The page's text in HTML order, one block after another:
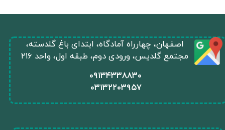
​۰۹۱۳۴۳۳۸۸۳۰
۰۳۱۳۲۲۰۳۹۵۷
​اصفهان، چهارراه آمادگاه، ابتدای باغ گلدسته،
مجتمع گلدیس، ورودی دوم، طبقه اول، واحد ۲۱۶